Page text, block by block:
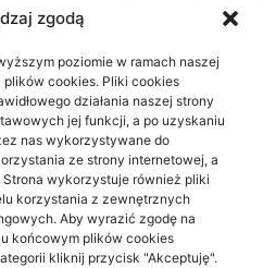
zgodą
poziomie w ramach naszej
cookies. Pliki cookies
działania naszej strony
jej funkcji, a po uzyskaniu
nas wykorzystywane do
ze strony internetowej, a
wykorzystuje również pliki
korzystania z zewnętrznych
Aby wyrazić zgodę na
końcowym plików cookies
kliknij przycisk "Akceptuję".
fizjoterapia przy